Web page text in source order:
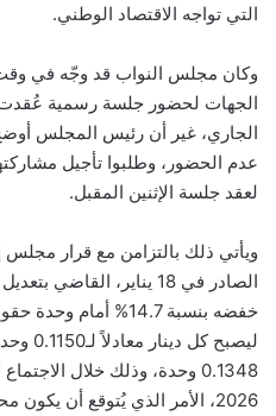
التي تواجه الاقتصاد الوطني.
وكان مجلس النواب قد وجّه في
الجهات لحضور جلسة رسمية عُقدت
الجاري، غير أن رئيس المجلس
عدم الحضور، وطلبوا تأجيل
لعقد جلسة الإثنين المقبل.
ويأتي ذلك بالتزامن مع قرار مجلس
الصادر في 18 يناير،
ليصبح
0.1348 وحدة، وذلك خلال
2026، الأمر الذي يُتوقع أن